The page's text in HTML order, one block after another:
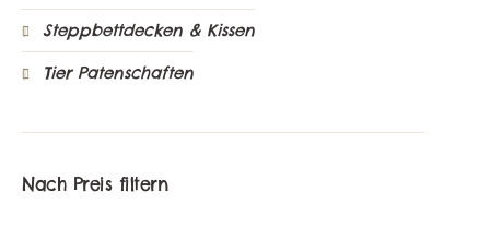
Steppbettdecken & Kissen
Tier Patenschaften
Nach Preis filtern